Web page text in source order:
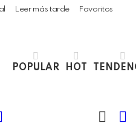
Leer más tarde Favoritos
POPULAR HOT
SKIN